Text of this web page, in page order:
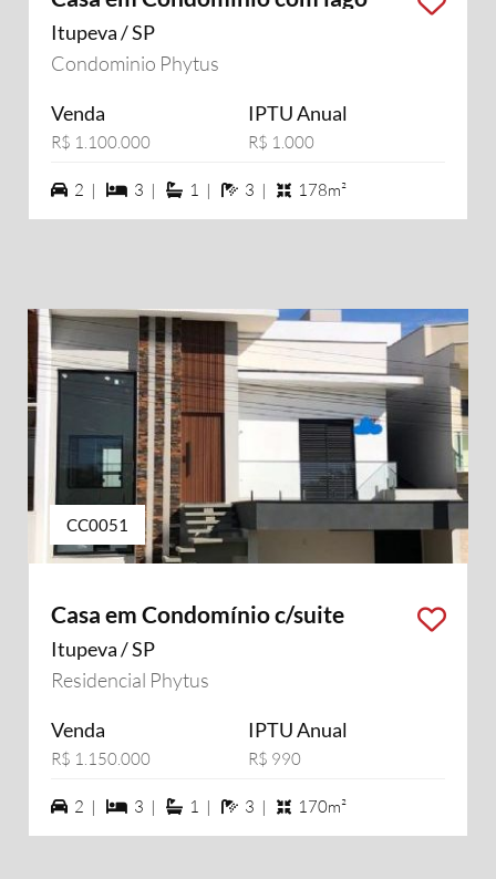
Itupeva / SP
Condominio Phytus
Venda
R$ 1.100.000
IPTU Anual
R$ 1.000
2 vagas na garagem
2 | 3 dormiórios
3 | 1 suítes
1 | 3 banheiros
3 | 178m²
CC0051
Casa em Condomínio c/suite
Itupeva / SP
Residencial Phytus
Venda
R$ 1.150.000
IPTU Anual
R$ 990
2 vagas na garagem
2 | 3 dormiórios
3 | 1 suítes
1 | 3 banheiros
3 | 170m²